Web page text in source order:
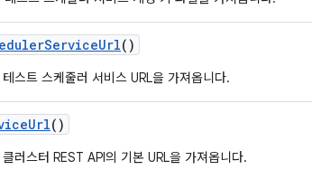
ServiceUrl()
스트 스케줄러 서비스 URL을 가져옵니다.
Url()
러스터 REST API의 기본 URL을 가져옵니다.